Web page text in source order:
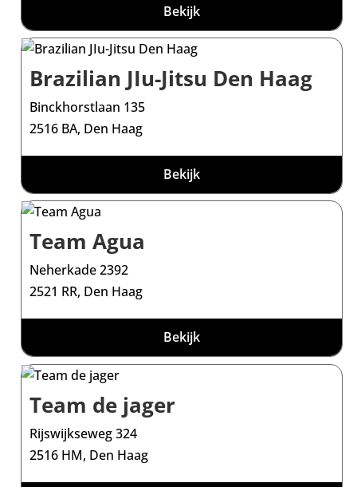
Bekijk
Brazilian JIu-Jitsu Den Haag
Binckhorstlaan 135
2516 BA, Den Haag
Bekijk
Team Agua
Neherkade 2392
2521 RR, Den Haag
Bekijk
Team de jager
Rijswijkseweg 324
2516 HM, Den Haag